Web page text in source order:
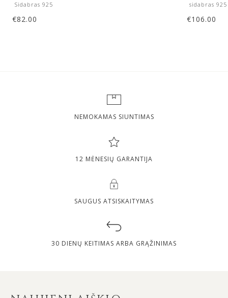
Sidabras 925
€82.00
sidabras
€106.00
NEMOKAMAS SIUNTIMAS
12 MĖNESIŲ GARANTIJA
SAUGUS ATSISKAITYMAS
30 DIENŲ KEITIMAS ARBA GRĄŽINIMAS